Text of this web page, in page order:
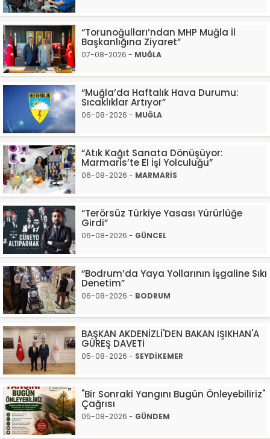
“Torunoğulları’ndan MHP Muğla İl
Başkanlığına Ziyaret”
07-08-2026 - MUĞLA
“Muğla’da Haftalık Hava Durumu:
Sıcaklıklar Artıyor”
06-08-2026 - MUĞLA
“Atık Kağıt Sanata Dönüşüyor:
Marmaris’te El İşi Yolculuğu”
06-08-2026 - MARMARİS
“Terörsüz Türkiye Yasası Yürürlüğe
Girdi”
06-08-2026 - GÜNCEL
“Bodrum’da Yaya Yollarının İşgaline Sıkı
Denetim”
06-08-2026 - BODRUM
BAŞKAN AKDENİZLİ'DEN BAKAN IŞIKHAN'A
GÜREŞ DAVETİ
05-08-2026 - SEYDİKEMER
"Bir Sonraki Yangını Bugün Önleyebiliriz"
Çağrısı
05-08-2026 - GÜNDEM